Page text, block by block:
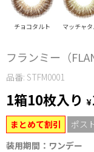
チョコタルト マッチャ
フランミー（
品番: STFM0001
1箱10枚入り ¥
まとめて割引
ポス
装用期間：ワンデー